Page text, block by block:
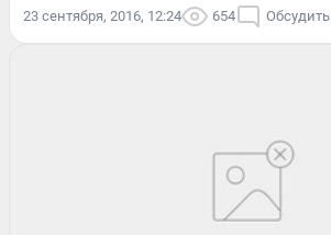
23 сентября, 2016, 12:24 654 Обсудить